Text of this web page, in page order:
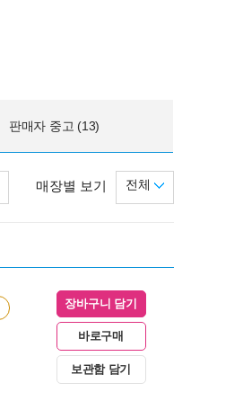
판매자 중고 (13)
매장별 보기 전체
장바구니 담기
바로구매
보관함 담기